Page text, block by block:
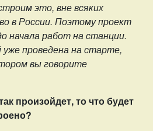
это, вне всяких
в России. Поэтому проект
начала работ на станции.
уже проведена на старте,
вы говорите
произойдет, то что будет